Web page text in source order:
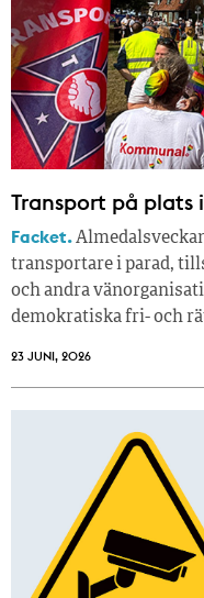
Transport på plats
Facket.
transportare i parad,
och andra
demokratiska fri- och
23 JUNI, 2026